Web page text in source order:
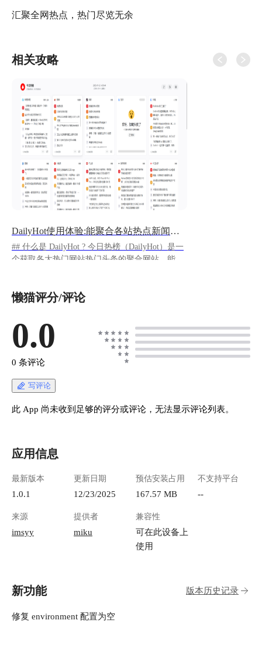
汇聚全网热点，热门尽览无余
相关攻略
DailyHot使用体验:能聚合各站热点新闻的工具
## 什么是 DailyHot ? 今日热榜（DailyHot）是一
个获取各大热门网站热门头条的聚合网站，能追
接口。
页 ![image.png](https://lzc-playground-
1301583638.cos.ap-
chengdu.myqcloud.com/guidelines/496/6d217ac7-
乎模块的数据总是加载不出来，应该是有什么
bug。 我查看了lpk的配置，发现这个项目目前只
集成了前端，没有api的部分 ![image.png]
一个模块都有：查看更多、刷新的功能，点击...
(https://lzc-playground-1301583638.cos.ap-
chengdu.myqcloud.com/guidelines/496/c96e2759-
点击某条新闻即可跳转到对应网站详情页 !
[image.png](https://lzc-playground-
playground-1301583638.cos.ap-
09dc-42a2-be91-3789f5f49618.png "image.png") 设
懒猫评分/评论
0.0
0 条评论
写评论
此 App 尚未收到足够的评分或评论，无法显示评论列表。
应用信息
最新版本
1.0.1
更新日期
12/23/2025
预估安装占用
167.57 MB
不支持平台
--
来源
imsyy
提供者
miku
兼容性
可在此设备上
使用
新功能 版本历史记录
修复 environment 配置为空